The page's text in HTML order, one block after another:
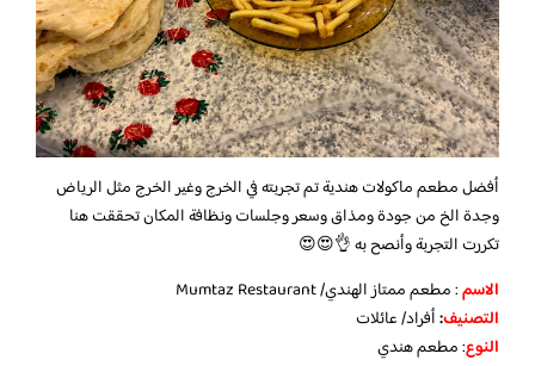
أفضل مطعم ماكولات هندية تم تجربته في الخرج وغير الخرج مثل الرياض
وجدة الخ من جودة ومذاق وسعر وجلسات ونظافة المكان تحققت هنا
تكررت التجربة وأنصح به 👌😍😍
الاسم: مطعم ممتاز الهندي/ Mumtaz Restaurant
التصنيف:أفراد/ عائلات
النوع: مطعم هندي